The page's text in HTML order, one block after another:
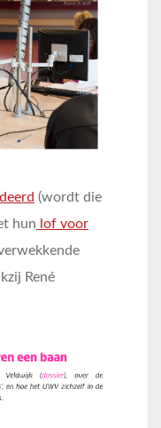
(wordt die
hun lof voor
René